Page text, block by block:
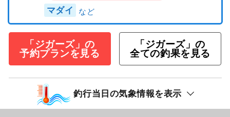
マダイ
「ジガーズ」の
予約プランを見る
「ジガーズ」の
全ての釣果を見る
釣行当日の気象情報を表示